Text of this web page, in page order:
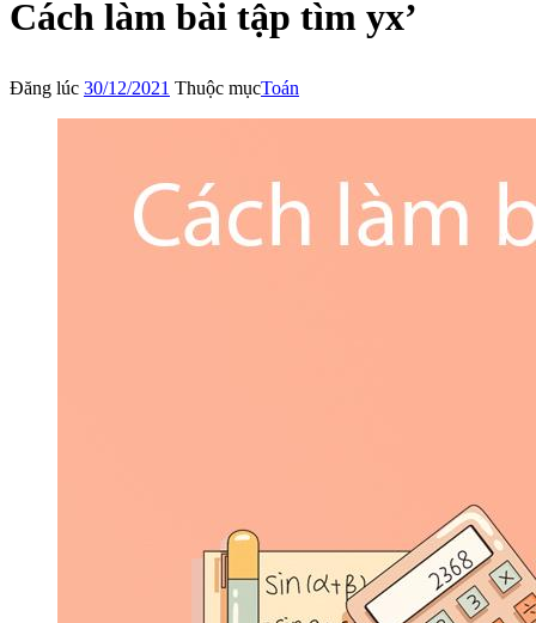
Cách làm bài tập tìm yx’
Đăng lúc 30/12/2021 Thuộc mụcToán